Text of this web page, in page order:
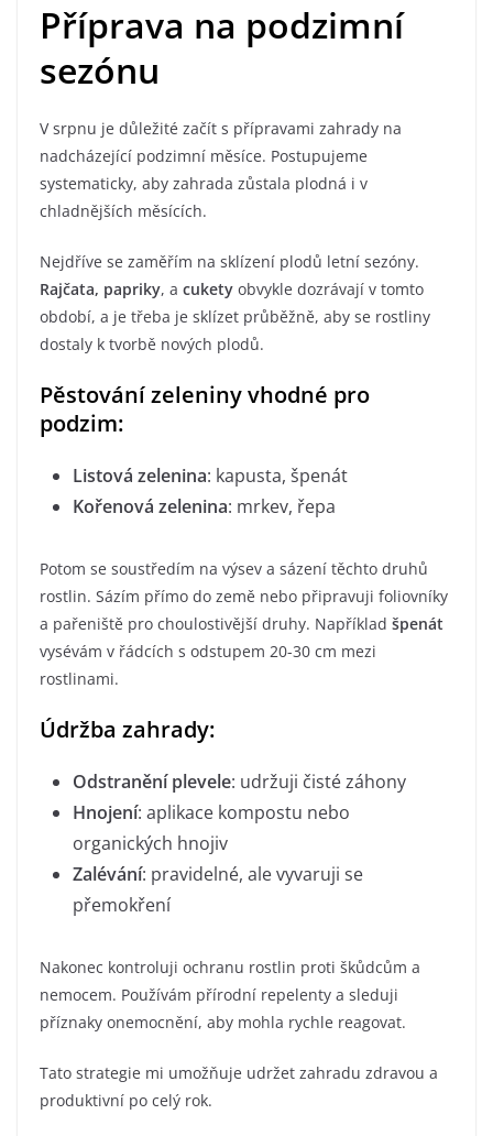
Příprava na podzimní
sezónu
V srpnu je důležité začít s přípravami zahrady na
nadcházející podzimní měsíce. Postupujeme
systematicky, aby zahrada zůstala plodná i v
chladnějších měsících.
Nejdříve se zaměřím na sklízení plodů letní sezóny.
Rajčata, papriky, a cukety obvykle dozrávají v tomto
období, a je třeba je sklízet průběžně, aby se rostliny
dostaly k tvorbě nových plodů.
Pěstování zeleniny vhodné pro
podzim:
Listová zelenina: kapusta, špenát
Kořenová zelenina: mrkev, řepa
Potom se soustředím na výsev a sázení těchto druhů
rostlin. Sázím přímo do země nebo připravuji foliovníky
a pařeniště pro choulostivější druhy. Například špenát
vysévám v řádcích s odstupem 20-30 cm mezi
rostlinami.
Údržba zahrady:
Odstranění plevele: udržuji čisté záhony
Hnojení: aplikace kompostu nebo
organických hnojiv
Zalévání: pravidelné, ale vyvaruji se
přemokření
Nakonec kontroluji ochranu rostlin proti škůdcům a
nemocem. Používám přírodní repelenty a sleduji
příznaky onemocnění, aby mohla rychle reagovat.
Tato strategie mi umožňuje udržet zahradu zdravou a
produktivní po celý rok.